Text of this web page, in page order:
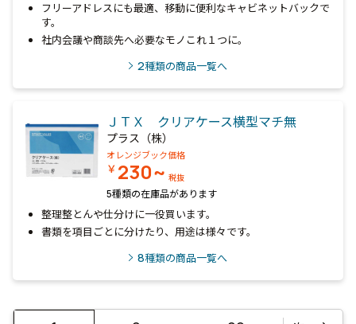
フリーアドレスにも最適、移動に便利なキャビネットバックで
す。
社内会議や商談先へ必要なモノこれ１つに。
2種類の商品一覧へ
ＪＴＸ クリアケース横型マチ無
プラス（株）
オレンジブック価格
￥ 230~ 税抜
5種類の在庫品があります
整理整とんや仕分けに一役買います。
書類を項目ごとに分けたり、用途は様々です。
8種類の商品一覧へ